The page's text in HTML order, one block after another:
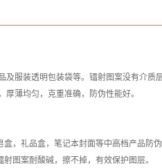
服装透明包装袋等。镭射图案没有介质层
薄均匀，克重准确，防伪性能好。
，礼品盒，笔记本封面等中高档产品防伪
图案耐酸碱，擦不掉，有效保护图层。